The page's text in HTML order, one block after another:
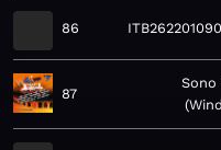
86 ITB262201090
87
Sono